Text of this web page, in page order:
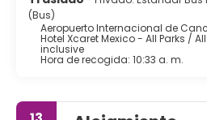
(Bus)
Aeropuerto Internacional de
Hotel Xcaret Mexico - All Parks /
inclusive
Hora de recogida: 10:33 a. m.